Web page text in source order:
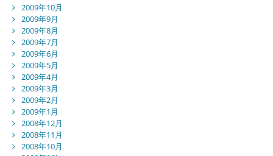
2009年10月
2009年9月
2009年8月
2009年7月
2009年6月
2009年5月
2009年4月
2009年3月
2009年2月
2009年1月
2008年12月
2008年11月
2008年10月